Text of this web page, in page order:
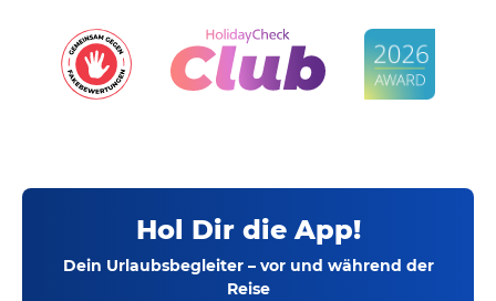
Hol Dir die App!
Dein Urlaubsbegleiter – vor und während der
Reise